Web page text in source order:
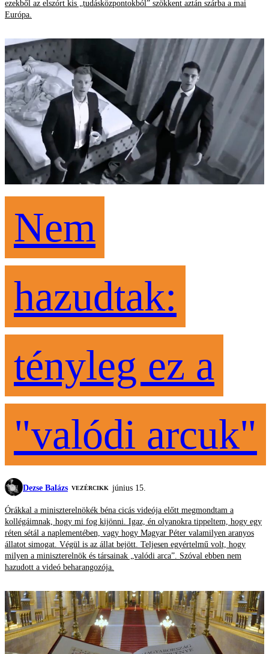
ezekből az elszórt kis „tudásközpontokból” szökkent aztán szárba a mai
Európa.
Nem
hazudtak:
tényleg ez a
"valódi arcuk"
Dezse Balázs VEZÉRCIKK június 15.
Órákkal a miniszterelnökék béna cicás videója előtt megmondtam a
kollégáimnak, hogy mi fog kijönni. Igaz, én olyanokra tippeltem, hogy egy
réten sétál a naplementében, vagy hogy Magyar Péter valamilyen aranyos
állatot simogat. Végül is az állat bejött. Teljesen egyértelmű volt, hogy
milyen a miniszterelnök és társainak „valódi arca”. Szóval ebben nem
hazudott a videó beharangozója.